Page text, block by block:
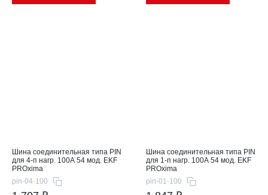
Шина соединительная типа PIN
для 4-п нагр. 100А 54 мод. EKF
PROxima
pin-04-100
Шина соединительная типа PIN
для 1-п нагр. 100А 54 мод. EKF
PROxima
pin-01-100